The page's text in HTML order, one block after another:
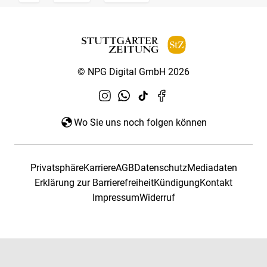
© NPG Digital GmbH 2026
Wo Sie uns noch folgen können
PrivatsphäreKarriereAGBDatenschutzMediadaten
Erklärung zur BarrierefreiheitKündigungKontakt
ImpressumWiderruf